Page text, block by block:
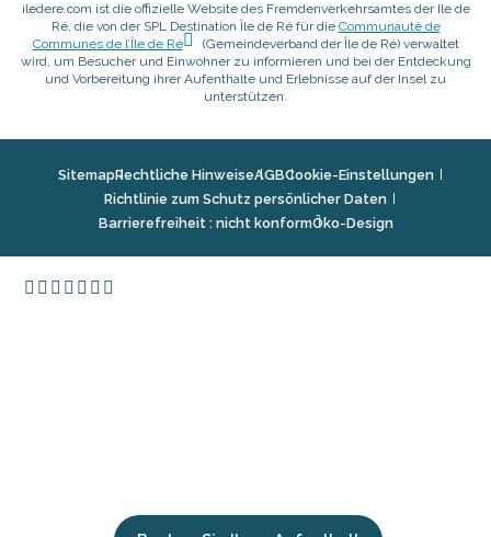
iledere.com ist die offizielle Website des Fremdenverkehrsamtes der Ile de
Ré, die von der SPL Destination Île de Ré für die Communauté de
Communes de l’Île de Ré
(Gemeindeverband der Île de Ré) verwaltet
wird, um Besucher und Einwohner zu informieren und bei der Entdeckung
und Vorbereitung ihrer Aufenthalte und Erlebnisse auf der Insel zu
unterstützen.
SitemapRechtliche HinweiseAGBCookie-Einstellungen
Richtlinie zum Schutz persönlicher Daten
Barrierefreiheit : nicht konformÖko-Design